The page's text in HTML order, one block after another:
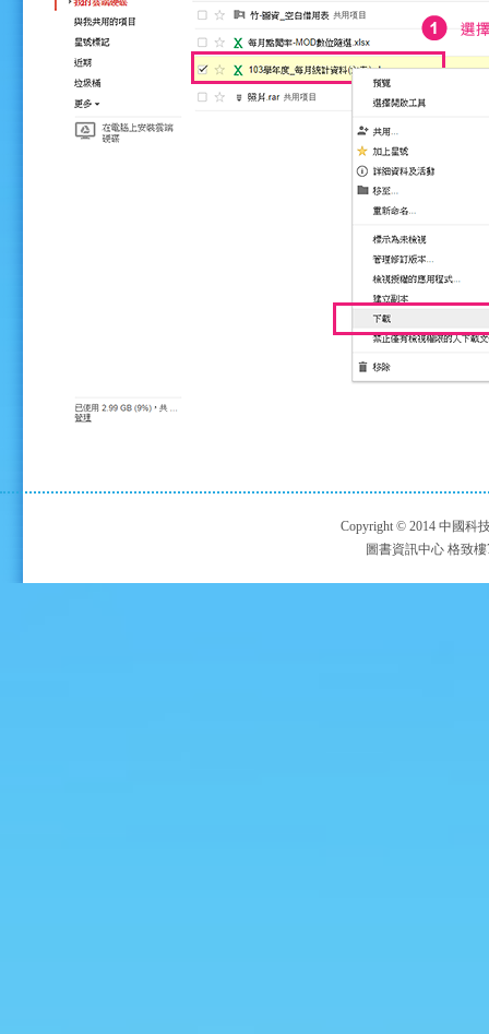
Copyright © 2014 中國科
圖書資訊中心 格致